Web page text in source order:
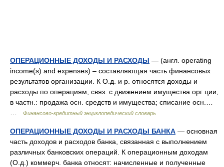
ОПЕРАЦИОННЫЕ ДОХОДЫ И РАСХОДЫ — (англ. operating
income(s) and expenses) – составляющая часть финансовых
результатов организации. К О.д. и р. относятся доходы и
расходы по операциям, связ. с движением имущества орг ции,
в частн.: продажа осн. средств и имущества; списание осн.…
Финансово-кредитный энциклопедический словарь
ОПЕРАЦИОННЫЕ ДОХОДЫ И РАСХОДЫ БАНКА — основная
часть доходов и расходов банка, связанная с выполнением
различных банковских операций. К операционным доходам
(О.д.) коммерч. банка относят: начисленные и полученные